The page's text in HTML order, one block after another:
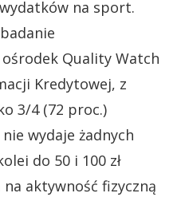
na sport.
Quality Watch
Kredytowej, z
3/4 (72 proc.)
wydaje żadnych
do 50 i 100 zł
aktywność fizyczną